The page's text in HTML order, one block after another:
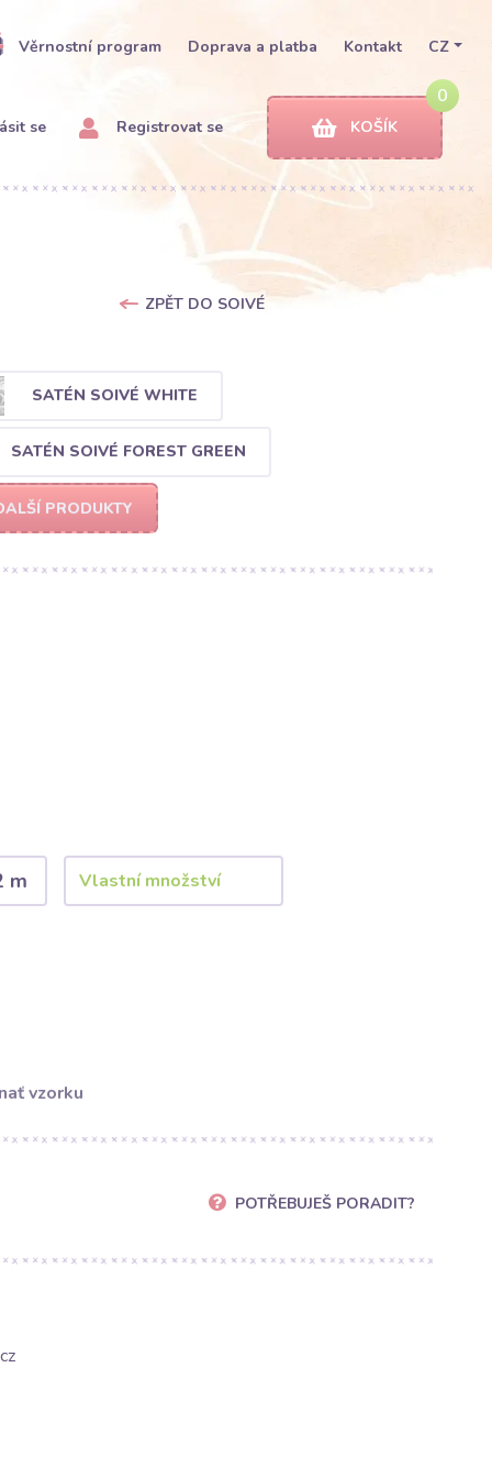
Věrnostní program Doprava a platba Kontakt CZ
se Registrovat se
0
KOŠÍK
ZPĚT DO SOIVÉ
SATÉN SOIVÉ WHITE
SATÉN SOIVÉ FOREST GREEN
PRODUKTY
m
vzorku
POTŘEBUJEŠ PORADIT?